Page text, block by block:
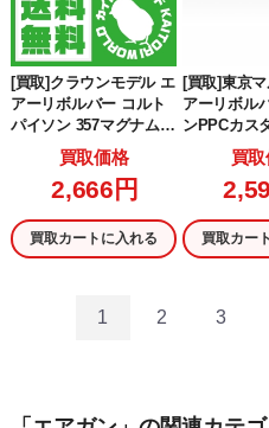
[買取]クラウンモデル エ
アーリボルバー コルト
パイソン 357マグナム 8
インチ ステンレスタイ
買取価格
2,666円
買取カートに入れる
[買取]東京
アーリボル
ンPPCカス
ステンレス
以上専用)
買
買取カー
1 2 3